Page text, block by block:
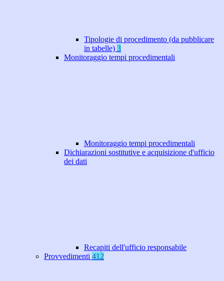
Tipologie di procedimento (da pubblicare
in tabelle) 3
Monitoraggio tempi procedimentali
Monitoraggio tempi procedimentali
Dichiarazioni sostitutive e acquisizione d'ufficio
dei dati
Recapiti dell'ufficio responsabile
Provvedimenti 412